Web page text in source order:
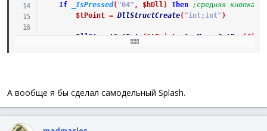
If
_IsPressed( "04" , $hDll) Then
;средняя кнопка
$tPoint = DllStructCreate( "int;int" )
DllStructSetData ( $tPoint 1 MouseGetPos ( 0)
Exit
MsgBox ( 0,"", "Окно закрылось."
А вообще я бы сделал самодельный Splash.